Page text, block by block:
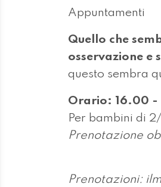
Appuntamenti
Quello che
osservazione e
questo sembra
Orario: 16.00 -
Per bambini di
Prenotazione
Prenotazioni: